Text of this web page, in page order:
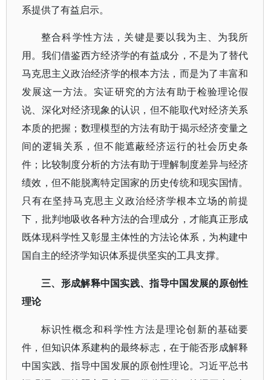
系提供了有益启示。
整合科学性方法，关键是要以我为主、为我所
用。我们借鉴西方经济学的有益成分，不是为了替代
马克思主义政治经济学的根本方法，而是为了丰富和
发展这一方法。实证研究的方法有助于检验理论假
说、深化对经济现象的认识，但不能取代对经济关系
本质的把握；数理模型的方法有助于揭示经济变量之
间的逻辑关系，但不能遮蔽经济运行的社会历史条
件；比较制度分析的方法有助于理解制度差异与经济
绩效，但不能脱离特定国家的历史传统和现实国情。
只有在坚持马克思主义政治经济学根本立场的前提
下，批判地吸收各种方法的合理成分，才能真正形成
既体现科学性又彰显主体性的方法论体系，为构建中
国自主的经济学知识体系提供坚实的工具支撑。
三、形成解释中国实践、指导中国发展的原创性
理论
标识性概念和科学性方法是理论创新的基础要
件，但知识体系建构的最终标志，在于能否形成解释
中国实践、指导中国发展的原创性理论。习近平总书